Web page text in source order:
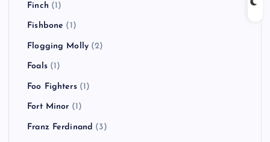
Finch (1)
Fishbone (1)
Flogging Molly (2)
Foals(1)
Foo Fighters(1)
Fort Minor (1)
Franz Ferdinand (3)